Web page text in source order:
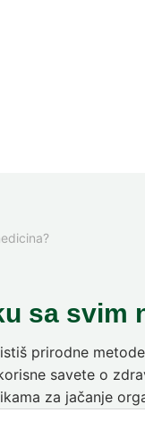
sa svim
prirodne
savete o
za jačanje